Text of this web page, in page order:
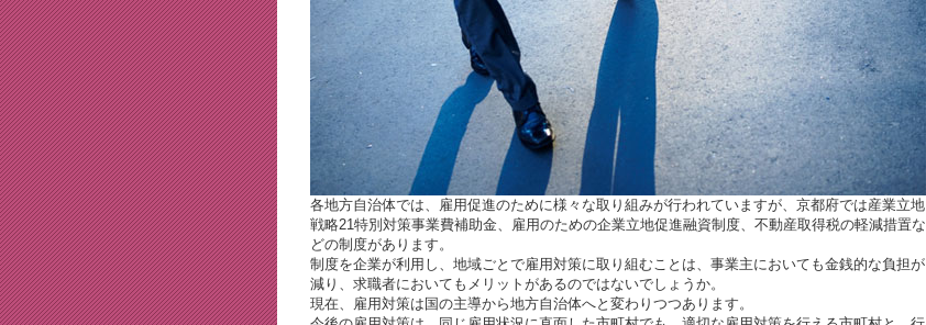
各地方自治体では、雇用促進のために様々な取り組みが行われていますが、京都府では産業立地
戦略21特別対策事業費補助金、雇用のための企業立地促進融資制度、不動産取得税の軽減措置な
どの制度があります。
制度を企業が利用し、地域ごとで雇用対策に取り組むことは、事業主においても金銭的な負担が
減り、求職者においてもメリットがあるのではないでしょうか。
現在、雇用対策は国の主導から地方自治体へと変わりつつあります。